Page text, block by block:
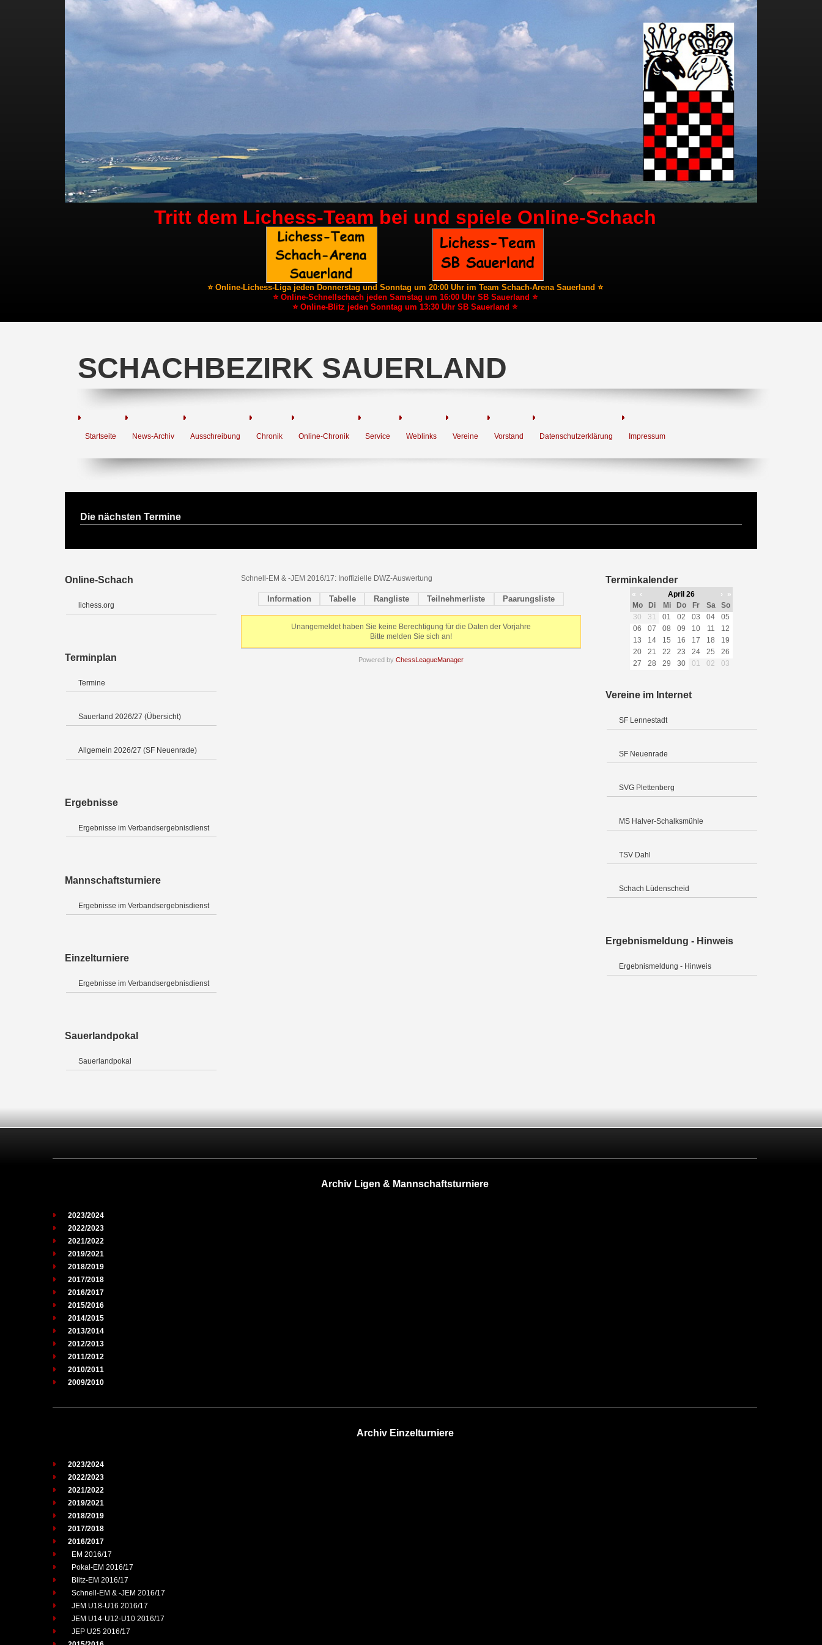
Tritt dem Lichess-Team bei und spiele Online-Schach
⭐ Online-Lichess-Liga jeden Donnerstag und Sonntag um 20:00 Uhr im Team Schach-Arena Sauerland ⭐
⭐ Online-Schnellschach jeden Samstag um 16:00 Uhr SB Sauerland ⭐
⭐ Online-Blitz jeden Sonntag um 13:30 Uhr SB Sauerland ⭐
SCHACHBEZIRK SAUERLAND
Startseite News-Archiv Ausschreibung Chronik Online-Chronik Service Weblinks Vereine Vorstand Datenschutzerklärung Impressum
Die nächsten Termine
Online-Schach
lichess.org
Terminplan
Termine
Sauerland 2026/27 (Übersicht)
Allgemein 2026/27 (SF Neuenrade)
Ergebnisse
Ergebnisse im Verbandsergebnisdienst
Mannschaftsturniere
Ergebnisse im Verbandsergebnisdienst
Einzelturniere
Ergebnisse im Verbandsergebnisdienst
Sauerlandpokal
Sauerlandpokal
Schnell-EM & -JEM 2016/17: Inoffizielle DWZ-Auswertung
Information Tabelle Rangliste Teilnehmerliste Paarungsliste
Unangemeldet haben Sie keine Berechtigung für die Daten der Vorjahre
Bitte melden Sie sich an!
Powered by ChessLeagueManager
Terminkalender
« ‹ April 26 ›
»
Mo
Di Mi Do Fr Sa
So
30
31 01 02 03 04
05
06
07 08 09 10 11
12
13
14 15 16 17 18
19
20
21 22 23 24 25
26
27
28 29 30 01 02 03
Vereine im Internet
SF Lennestadt
SF Neuenrade
SVG Plettenberg
MS Halver-Schalksmühle
TSV Dahl
Schach Lüdenscheid
Ergebnismeldung - Hinweis
Ergebnismeldung - Hinweis
Archiv Ligen & Mannschaftsturniere
2023/2024
2022/2023
2021/2022
2019/2021
2018/2019
2017/2018
2016/2017
2015/2016
2014/2015
2013/2014
2012/2013
2011/2012
2010/2011
2009/2010
Archiv Einzelturniere
2023/2024
2022/2023
2021/2022
2019/2021
2018/2019
2017/2018
2016/2017
EM 2016/17
Pokal-EM 2016/17
Blitz-EM 2016/17
Schnell-EM & -JEM 2016/17
JEM U18-U16 2016/17
JEM U14-U12-U10 2016/17
JEP U25 2016/17